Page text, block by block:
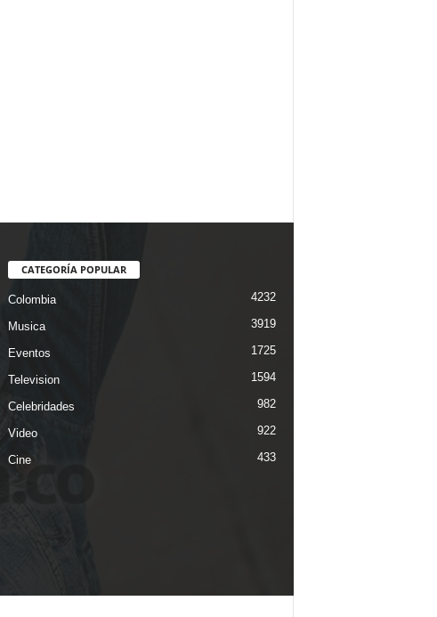
CATEGORÍA POPULAR
Colombia 4232
Musica 3919
Eventos 1725
Television 1594
Celebridades 982
Video 922
Cine 433